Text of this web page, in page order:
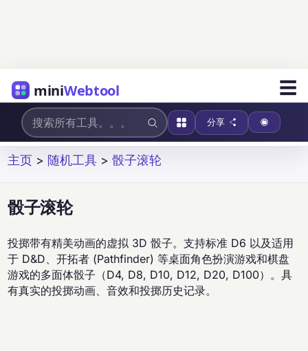
miniWebtool ☰
分享
主页 > 随机工具 >骰子滚轮
骰子滚轮
投掷带有精美动画的虚拟 3D 骰子。支持标准 D6 以及适用
于 D&D、开拓者 (Pathfinder) 等桌面角色扮演游戏和棋盘
游戏的多面体骰子（D4, D8, D10, D12, D20, D100）。具
有真实的投掷动画、音效和投掷历史记录。